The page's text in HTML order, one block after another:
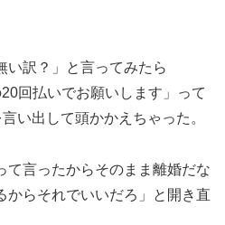
い訳？」と言ってみたら
回払いでお願いします」って
い出して頭かかえちゃった。
て言ったからそのまま離婚だな
からそれでいいだろ」と開き直